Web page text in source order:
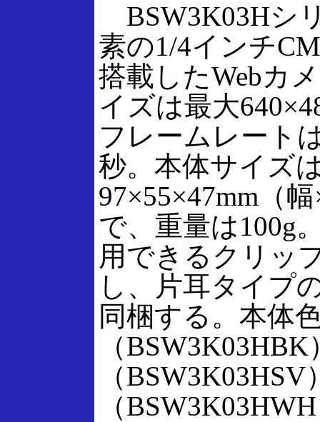
BSW3K03Hシ
素の1/4インチ
搭載したWebカ
イズは最大
フレームレート
秒。本体サイズ
97×55×47mm（
で、重量は100g
用できるクリッ
し、片耳タイプ
同梱する。本体
（
（
（